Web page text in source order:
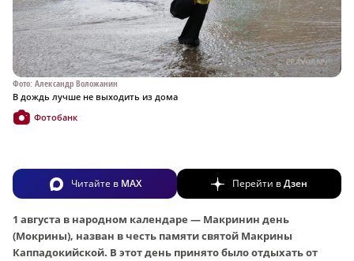
Фото: Александр Воложанин
В дождь лучше не выходить из дома
Фотобанк
Читайте в MAX Перейти вДзен
1 августа в народном календаре — Макринин день
(Мокрины), назван в честь памяти святой Макрины
Каппадокийской. В этот день принято было отдыхать от